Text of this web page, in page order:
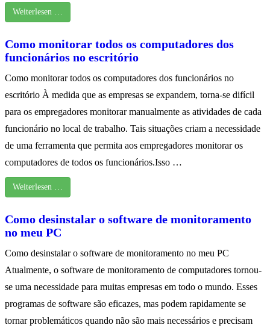
Weiterlesen …
Como monitorar todos os computadores dos
funcionários no escritório
Como monitorar todos os computadores dos funcionários no
escritório À medida que as empresas se expandem, torna-se difícil
para os empregadores monitorar manualmente as atividades de cada
funcionário no local de trabalho. Tais situações criam a necessidade
de uma ferramenta que permita aos empregadores monitorar os
computadores de todos os funcionários.Isso …
Weiterlesen …
Como desinstalar o software de monitoramento
no meu PC
Como desinstalar o software de monitoramento no meu PC
Atualmente, o software de monitoramento de computadores tornou-
se uma necessidade para muitas empresas em todo o mundo. Esses
programas de software são eficazes, mas podem rapidamente se
tornar problemáticos quando não são mais necessários e precisam